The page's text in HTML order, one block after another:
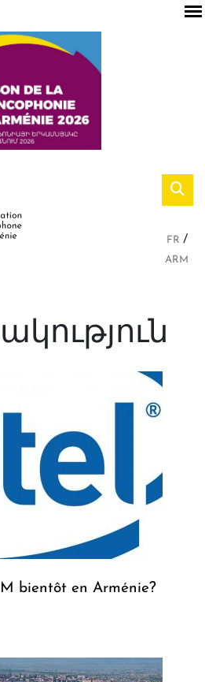
FR
ARM
bientôt en Arménie?